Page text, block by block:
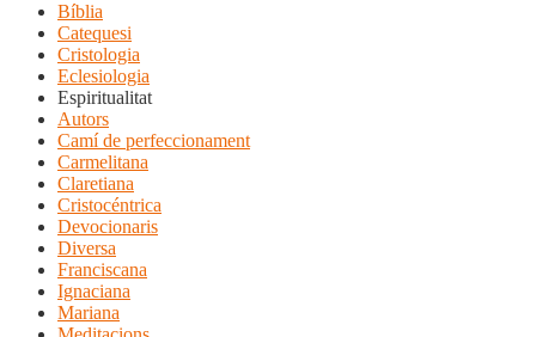
Bíblia
Catequesi
Cristologia
Eclesiologia
Espiritualitat
Autors
Camí de perfeccionament
Carmelitana
Claretiana
Cristocéntrica
Devocionaris
Diversa
Franciscana
Ignaciana
Mariana